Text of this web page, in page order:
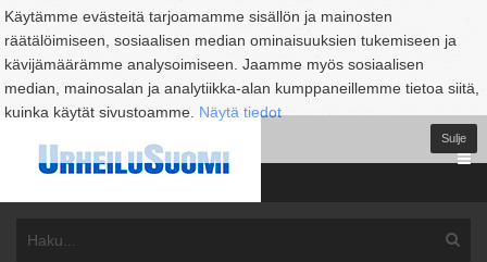
Käytämme evästeitä tarjoamamme sisällön ja mainosten
räätälöimiseen, sosiaalisen median ominaisuuksien tukemiseen ja
kävijämäärämme analysoimiseen. Jaamme myös sosiaalisen
median, mainosalan ja analytiikka-alan kumppaneillemme tietoa siitä,
kuinka käytät sivustoamme. Näytä tiedot
Sulje